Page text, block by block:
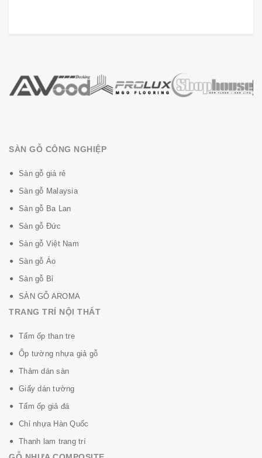
SÀN GỖ CÔNG NGHIỆP
Sàn gỗ giá rẻ
Sàn gỗ Malaysia
Sàn gỗ Ba Lan
Sàn gỗ Đức
Sàn gỗ Việt Nam
Sàn gỗ Áo
Sàn gỗ Bỉ
SÀN GỖ AROMA
TRANG TRÍ NỘI THẤT
Tấm ốp than tre
Ốp tường nhựa giả gỗ
Thảm dán sàn
Giấy dán tường
Tấm ốp giả đá
Chỉ nhựa Hàn Quốc
Thanh lam trang trí